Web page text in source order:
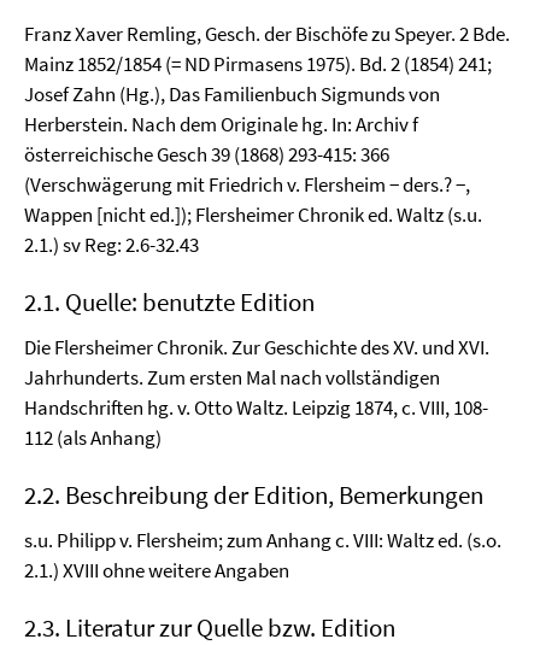
Franz Xaver Remling, Gesch. der Bischöfe zu Speyer. 2 Bde.
Mainz 1852/1854 (= ND Pirmasens 1975). Bd. 2 (1854) 241;
Josef Zahn (Hg.), Das Familienbuch Sigmunds von
Herberstein. Nach dem Originale hg. In: Archiv f
österreichische Gesch 39 (1868) 293-415: 366
(Verschwägerung mit Friedrich v. Flersheim − ders.? −,
Wappen [nicht ed.]); Flersheimer Chronik ed. Waltz (s.u.
2.1.) sv Reg: 2.6-32.43
2.1. Quelle: benutzte Edition
Die Flersheimer Chronik. Zur Geschichte des XV. und XVI.
Jahrhunderts. Zum ersten Mal nach vollständigen
Handschriften hg. v. Otto Waltz. Leipzig 1874, c. VIII, 108-
112 (als Anhang)
2.2. Beschreibung der Edition, Bemerkungen
s.u. Philipp v. Flersheim; zum Anhang c. VIII: Waltz ed. (s.o.
2.1.) XVIII ohne weitere Angaben
2.3. Literatur zur Quelle bzw. Edition